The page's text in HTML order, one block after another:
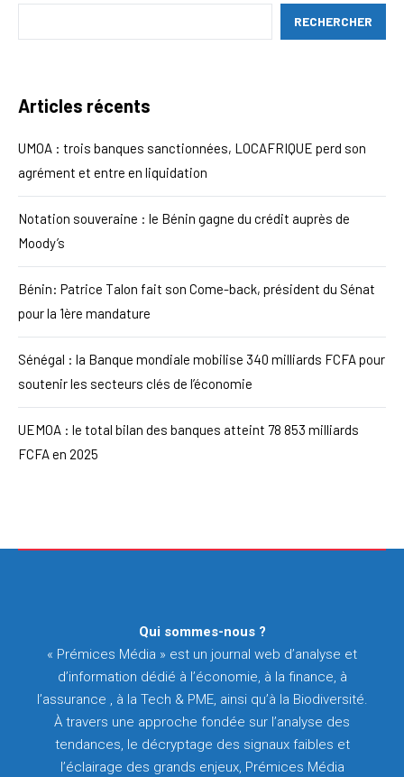
RECHERCHER
Articles récents
UMOA : trois banques sanctionnées, LOCAFRIQUE perd son
agrément et entre en liquidation
Notation souveraine : le Bénin gagne du crédit auprès de
Moody’s
Bénin: Patrice Talon fait son Come-back, président du Sénat
pour la 1ère mandature
Sénégal : la Banque mondiale mobilise 340 milliards FCFA pour
soutenir les secteurs clés de l’économie
UEMOA : le total bilan des banques atteint 78 853 milliards
FCFA en 2025
Qui sommes-nous ?
« Prémices Média » est un journal web d’analyse et
d’information dédié à l’économie, à la finance, à
l’assurance , à la Tech & PME, ainsi qu’à la Biodiversité.
À travers une approche fondée sur l’analyse des
tendances, le décryptage des signaux faibles et
l’éclairage des grands enjeux, Prémices Média